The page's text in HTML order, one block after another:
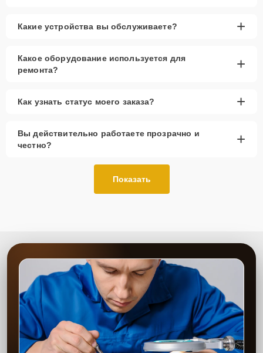
Какие устройства вы обслуживаете? +
Какое оборудование используется для
ремонта?
+
Как узнать статус моего заказа? +
Вы действительно работаете прозрачно и
честно?
+
Показать